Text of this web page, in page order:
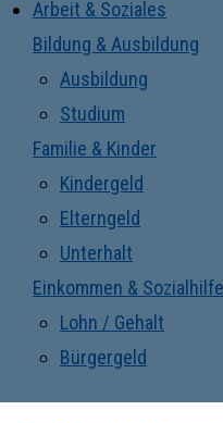
Arbeit & Soziales
Bildung & Ausbildung
Ausbildung
Studium
Familie & Kinder
Kindergeld
Elterngeld
Unterhalt
Einkommen & Sozialhilfe
Lohn / Gehalt
Bürgergeld